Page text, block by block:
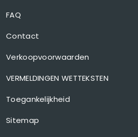
FAQ
Contact
Verkoopvoorwaarden
VERMELDINGEN WETTEKSTEN
Toegankelijkheid
Sitemap